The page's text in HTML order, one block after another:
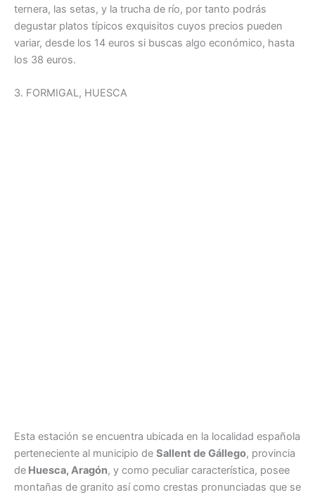
ternera, las setas, y la trucha de río, por tanto podrás
degustar platos típicos exquisitos cuyos precios pueden
variar, desde los 14 euros si buscas algo económico, hasta
los 38 euros.
3. FORMIGAL, HUESCA
Esta estación se encuentra ubicada en la localidad española
perteneciente al municipio de Sallent de Gállego, provincia
de Huesca, Aragón, y como peculiar característica, posee
montañas de granito así como crestas pronunciadas que se